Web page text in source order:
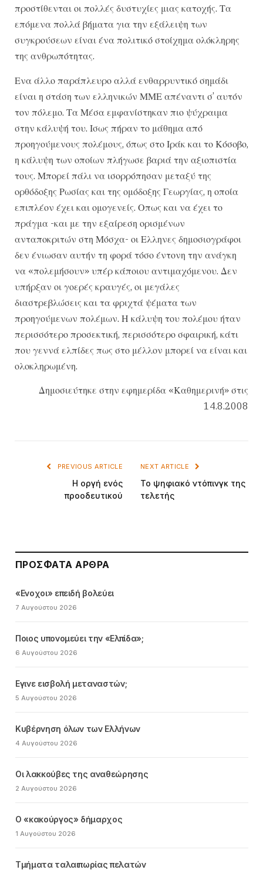
προστίθενται οι πολλές δυστυχίες μιας κατοχής. Τα
επόμενα πολλά βήματα για την εξάλειψη των
συγκρούσεων είναι ένα πολιτικό στοίχημα ολόκληρης
της ανθρωπότητας.
Ενα άλλο παράπλευρο αλλά ενθαρρυντικό σημάδι
είναι η στάση των ελληνικών ΜΜΕ απέναντι σ’ αυτόν
τον πόλεμο. Τα Μέσα εμφανίστηκαν πιο ψύχραιμα
στην κάλυψή του. Ισως πήραν το μάθημα από
προηγούμενους πολέμους, όπως στο Ιράκ και το Κόσοβο,
η κάλυψη των οποίων πλήγωσε βαριά την αξιοπιστία
τους. Μπορεί πάλι να ισορρόπησαν μεταξύ της
ορθόδοξης Ρωσίας και της ομόδοξης Γεωργίας, η οποία
επιπλέον έχει και ομογενείς. Οπως και να έχει το
πράγμα -και με την εξαίρεση ορισμένων
ανταποκριτών στη Μόσχα- οι Ελληνες δημοσιογράφοι
δεν ένιωσαν αυτήν τη φορά τόσο έντονη την ανάγκη
να «πολεμήσουν» υπέρ κάποιου αντιμαχόμενου. Δεν
υπήρξαν οι γοερές κραυγές, οι μεγάλες
διαστρεβλώσεις και τα φριχτά ψέματα των
προηγούμενων πολέμων. Η κάλυψη του πολέμου ήταν
περισσότερο προσεκτική, περισσότερο σφαιρική, κάτι
που γεννά ελπίδες πως στο μέλλον μπορεί να είναι και
ολοκληρωμένη.
Δημοσιεύτηκε στην εφημερίδα «Καθημερινή» στις
14.8.2008
PREVIOUS ARTICLE
Η οργή ενός
προοδευτικού
NEXT ARTICLE
Το ψηφιακό ντόπινγκ της
τελετής
ΠΡΌΣΦΑΤΑ ΆΡΘΡΑ
«Ενοχοι» επειδή βολεύει
7 Αυγούστου 2026
Ποιος υπονομεύει την «Ελπίδα»;
6 Αυγούστου 2026
Εγινε εισβολή μεταναστών;
5 Αυγούστου 2026
Κυβέρνηση όλων των Ελλήνων
4 Αυγούστου 2026
Οι λακκούβες της αναθεώρησης
2 Αυγούστου 2026
Ο «κακούργος» δήμαρχος
1 Αυγούστου 2026
Τμήματα ταλαιπωρίας πελατών